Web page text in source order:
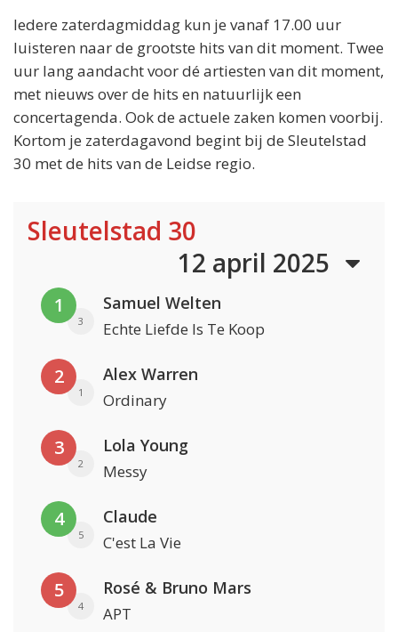
Iedere zaterdagmiddag kun je vanaf 17.00 uur
luisteren naar de grootste hits van dit moment. Twee
uur lang aandacht voor dé artiesten van dit moment,
met nieuws over de hits en natuurlijk een
concertagenda. Ook de actuele zaken komen voorbij.
Kortom je zaterdagavond begint bij de Sleutelstad
30 met de hits van de Leidse regio.
Sleutelstad 30
12 april 2025
1
3
Samuel Welten
Echte Liefde Is Te Koop
2
1
Alex Warren
Ordinary
3
2
Lola Young
Messy
4
5
Claude
C'est La Vie
5
4
Rosé & Bruno Mars
APT